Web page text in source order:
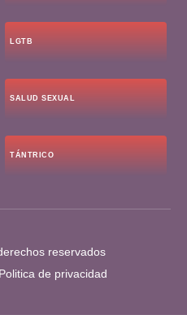
LGTB
SALUD SEXUAL
TÁNTRICO
reservados
Politica de privacidad